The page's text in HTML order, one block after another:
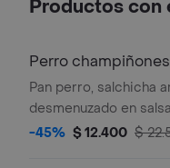
Productos con
Perro
400ml
Pan perro, salchicha
desmenuzado en
champiñones, queso
-45% $ 12.400 $